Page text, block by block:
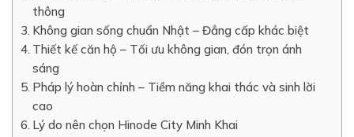
thông
Không gian sống chuẩn Nhật – Đẳng cấp khác biệt
Thiết kế căn hộ – Tối ưu không gian, đón trọn ánh
sáng
Pháp lý hoàn chỉnh – Tiềm năng khai thác và sinh lời
cao
Lý do nên chọn Hinode City Minh Khai